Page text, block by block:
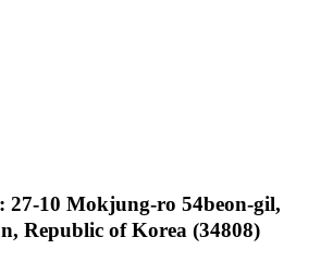
27-10 Mokjung-ro 54beon-gil,
Republic of Korea (34808)